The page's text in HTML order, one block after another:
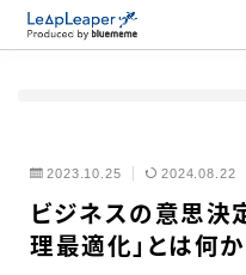
エンジニア
2023.10.25 2024.08.22
ビジネスの意思決
理最適化」とは何か